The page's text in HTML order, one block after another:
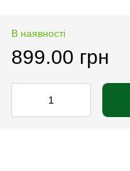
В наявності
899.00 грн